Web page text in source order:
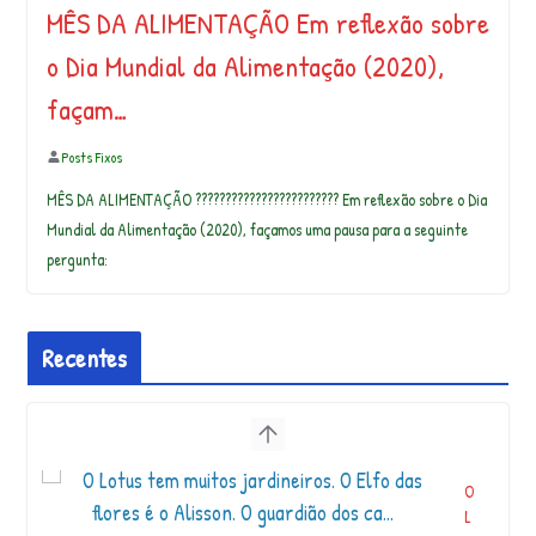
MÊS DA ALIMENTAÇÃO Em reflexão sobre
o Dia Mundial da Alimentação (2020),
façam…
Posts Fixos
MÊS DA ALIMENTAÇÃO ????????‍???????????????? Em reflexão sobre o Dia
Mundial da Alimentação (2020), façamos uma pausa para a seguinte
pergunta:
Recentes
O
L